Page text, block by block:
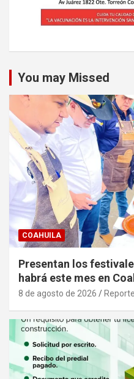
You may Missed
COAHUILA
Presentan los
habrá este mes en
8 de agosto de 2026